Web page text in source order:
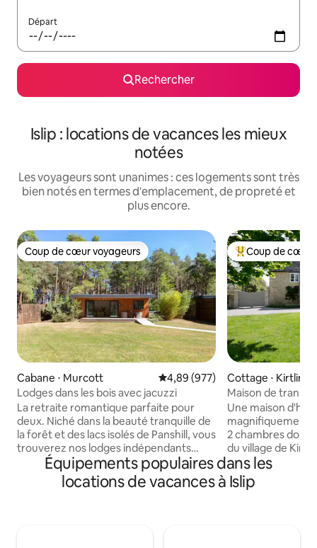
Départ
Rechercher
Islip : locations de vacances les mieux
notées
Les voyageurs sont unanimes : ces logements sont très
bien notés en termes d'emplacement, de propreté et
plus encore.
Coup de cœur voyageurs
Coup de cœur voyageurs
Cabane ⋅ Murcott Évaluation moyenne sur la
4,89 (977)
Lodges dans les bois avec jacuzzi
La retraite romantique parfaite pour
deux. Niché dans la beauté tranquille de
la forêt et des lacs isolés de Panshill, vous
trouverez nos lodges indépendants
avec leurs propres jacuzzis privés.
Prosecco et chocolats gratuits à l'arrivée
(n'hésitez pas à me contacter si vous
Coups de cœur
Coup de cœur
Cottage ⋅
Maison de
magnifique village
Une maison
magnifiquement
2 chambres
du village de
palais de
Cotswolds, de la
Kirtlington Park,
Équipements populaires dans les
locations de vacances à Islip